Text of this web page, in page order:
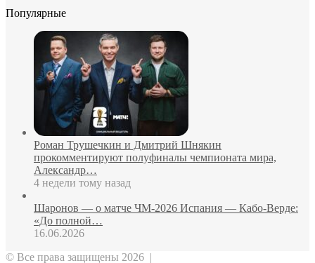
Популярные
Роман Трушечкин и Дмитрий Шнякин
прокомментируют полуфиналы чемпионата мира,
Александр…
4 недели тому назад
Шаронов — о матче ЧМ‑2026 Испания — Кабо‑Верде:
«До полной…
16.06.2026
© Все права защищены 2026 |